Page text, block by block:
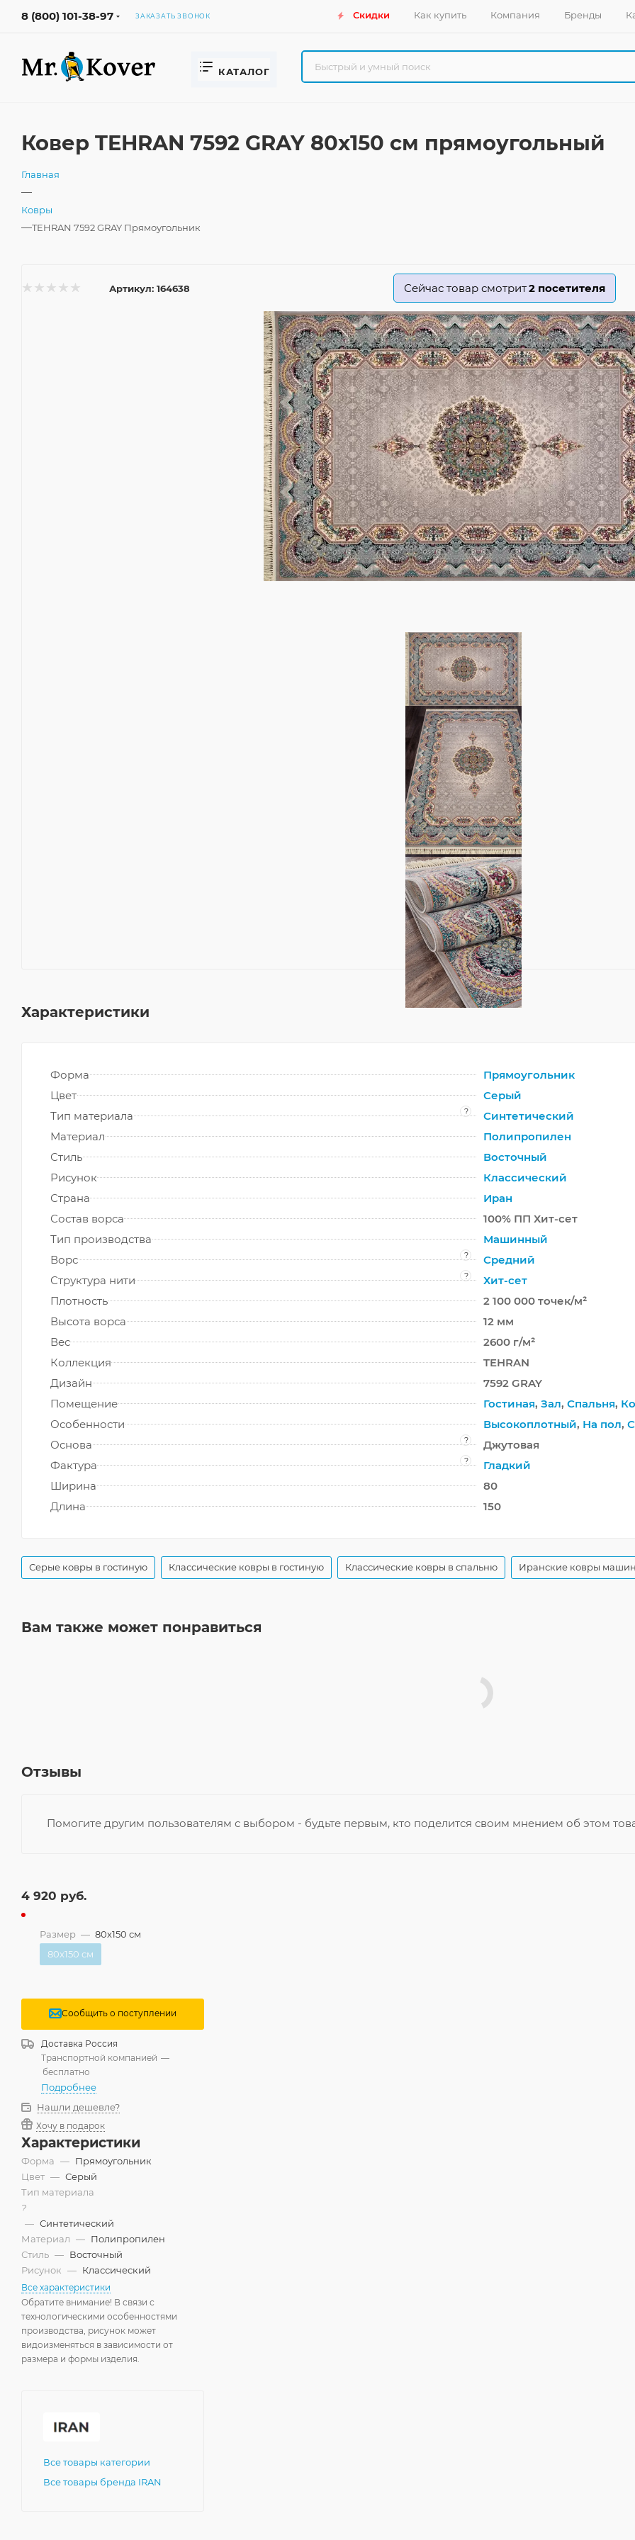
8 (800) 101-38-97 ЗАКАЗАТЬ ЗВОНОК Скидки Как купить Компания Бренды
КАТАЛОГ
Ковер TEHRAN 7592 GRAY 80x150 см прямоугольный
Главная
—
Ковры
—TEHRAN 7592 GRAY Прямоугольник
Артикул: 164638 Сейчас товар смотрит2 посетителя
Характеристики
Форма
Прямоугольник
Цвет
Серый
Тип материала
?
Синтетический
Материал
Полипропилен
Стиль
Восточный
Рисунок
Классический
Страна
Иран
Состав ворса
100% ПП Хит-сет
Тип производства
Машинный
Ворс
?
Средний
Структура нити
?
Хит-сет
Плотность
2 100 000 точек/м²
Высота ворса
12 мм
Вес
2600 г/м²
Коллекция
TEHRAN
Дизайн
7592 GRAY
Помещение
Гостиная, Зал, Спальня,
Особенности
Высокоплотный, На пол,
Основа
?
Джутовая
Фактура
?
Гладкий
Ширина
80
Длина
150
Серые ковры в гостиную Классические ковры в гостиную Классические ковры в спальню Иранские ковры
Вам также может понравиться
Отзывы
Помогите другим пользователям с выбором - будьте первым, кто поделится своим мнением об этом
4 920 руб.
Размер — 80x150 см
80x150 см
Сообщить о поступлении
Доставка Россия
Транспортной компанией —
бесплатно
Подробнее
Нашли дешевле?
Хочу в подарок
Характеристики
Форма — Прямоугольник
Цвет — Серый
Тип материала
?
— Синтетический
Материал — Полипропилен
Стиль — Восточный
Рисунок — Классический
Все характеристики
Обратите внимание! В связи с
технологическими особенностями
производства, рисунок может
видоизменяться в зависимости от
размера и формы изделия.
Все товары категории
Все товары бренда IRAN